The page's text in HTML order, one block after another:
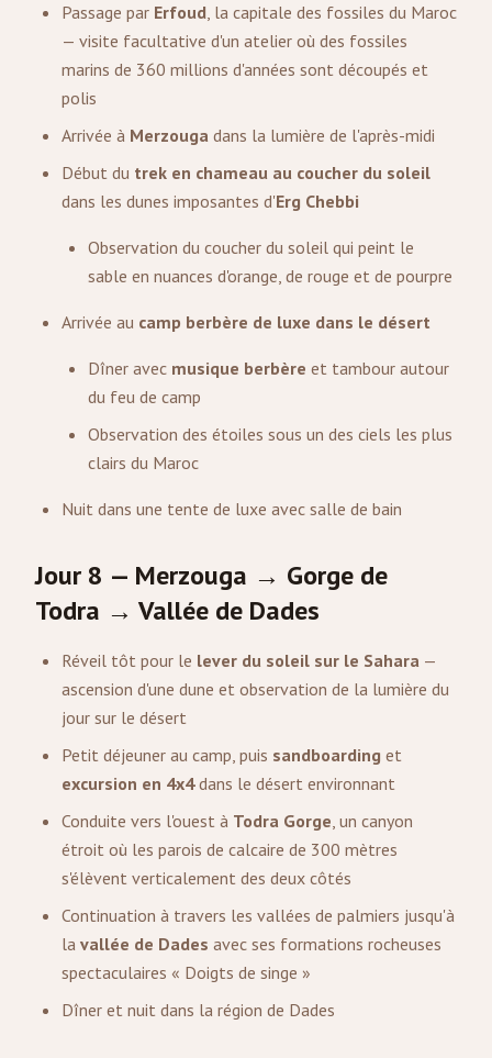
Passage par Erfoud, la capitale des fossiles du Maroc
— visite facultative d'un atelier où des fossiles
marins de 360 millions d'années sont découpés et
polis
Arrivée à Merzouga dans la lumière de l'après-midi
Début du trek en chameau au coucher du soleil
dans les dunes imposantes d'Erg Chebbi
Observation du coucher du soleil qui peint le
sable en nuances d'orange, de rouge et de pourpre
Arrivée au camp berbère de luxe dans le désert
Dîner avec musique berbère et tambour autour
du feu de camp
Observation des étoiles sous un des ciels les plus
clairs du Maroc
Nuit dans une tente de luxe avec salle de bain
Jour 8 — Merzouga → Gorge de
Todra → Vallée de Dades
Réveil tôt pour le lever du soleil sur le Sahara —
ascension d'une dune et observation de la lumière du
jour sur le désert
Petit déjeuner au camp, puis sandboarding et
excursion en 4x4dans le désert environnant
Conduite vers l'ouest à Todra Gorge, un canyon
étroit où les parois de calcaire de 300 mètres
s'élèvent verticalement des deux côtés
Continuation à travers les vallées de palmiers jusqu'à
la vallée de Dades avec ses formations rocheuses
spectaculaires « Doigts de singe »
Dîner et nuit dans la région de Dades